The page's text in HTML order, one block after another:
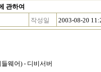
관하여
작성일 2003-08-20
웨어) - 디비서버